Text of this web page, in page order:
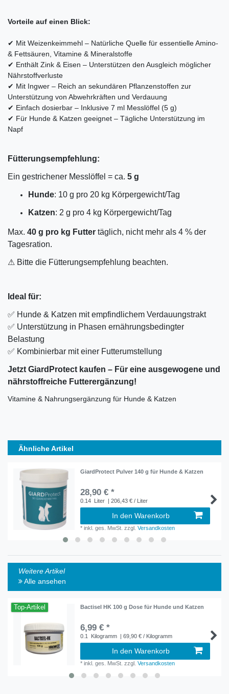
Vorteile auf einen Blick:
✔ Mit Weizenkeimmehl – Natürliche Quelle für essentielle Amino-
& Fettsäuren, Vitamine & Mineralstoffe
✔ Enthält Zink & Eisen – Unterstützen den Ausgleich möglicher
Nährstoffverluste
✔ Mit Ingwer – Reich an sekundären Pflanzenstoffen zur
Unterstützung von Abwehrkräften und Verdauung
✔ Einfach dosierbar – Inklusive 7 ml Messlöffel (5 g)
✔ Für Hunde & Katzen geeignet – Tägliche Unterstützung im
Napf
Fütterungsempfehlung:
Ein gestrichener Messlöffel = ca. 5 g
Hunde: 10 g pro 20 kg Körpergewicht/Tag
Katzen: 2 g pro 4 kg Körpergewicht/Tag
Max. 40 g pro kg Futter täglich, nicht mehr als 4 % der
Tagesration.
⚠ Bitte die Fütterungsempfehlung beachten.
Ideal für:
✅ Hunde & Katzen mit empfindlichem Verdauungstrakt
✅ Unterstützung in Phasen ernährungsbedingter
Belastung
✅ Kombinierbar mit einer Futterumstellung
Jetzt GiardProtect kaufen – Für eine ausgewogene und
nährstoffreiche Futterergänzung!
Vitamine & Nahrungsergänzung für Hunde & Katzen
Ähnliche Artikel
GiardProtect Pulver 140 g für Hunde & Katzen
28,90 € *
0.14 Liter | 206,43 € / Liter
In den Warenkorb
*inkl. ges. MwSt. zzgl.Versandkosten
Weitere Artikel
Alle ansehen
Top-Artikel Bactisel HK 100 g Dose für Hunde und Katzen
6,99 € *
0.1 Kilogramm | 69,90 € / Kilogramm
In den Warenkorb
*inkl. ges. MwSt. zzgl.Versandkosten